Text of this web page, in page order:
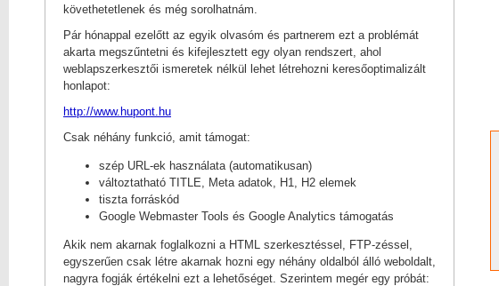
követhetetlenek és még sorolhatnám.
Pár hónappal ezelőtt az egyik olvasóm és partnerem ezt a problémát
akarta megszűntetni és kifejlesztett egy olyan rendszert, ahol
weblapszerkesztői ismeretek nélkül lehet létrehozni keresőoptimalizált
honlapot:
http://www.hupont.hu
Csak néhány funkció, amit támogat:
szép URL-ek használata (automatikusan)
változtatható TITLE, Meta adatok, H1, H2 elemek
tiszta forráskód
Google Webmaster Tools és Google Analytics támogatás
Akik nem akarnak foglalkozni a HTML szerkesztéssel, FTP-zéssel,
egyszerűen csak létre akarnak hozni egy néhány oldalból álló weboldalt,
nagyra fogják értékelni ezt a lehetőséget. Szerintem megér egy próbát: